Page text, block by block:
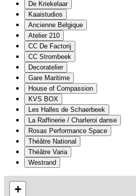
De Kriekelaar
Kaaistudios
Ancienne Belgique
Atelier 210
CC De Factorij
CC Strombeek
Decoratelier
Gare Maritime
House of Compassion
KVS BOX
Les Halles de Schaerbeek
La Raffinerie / Charleroi danse
Rosas Performance Space
Théâtre National
Théâtre Varia
Westrand
+